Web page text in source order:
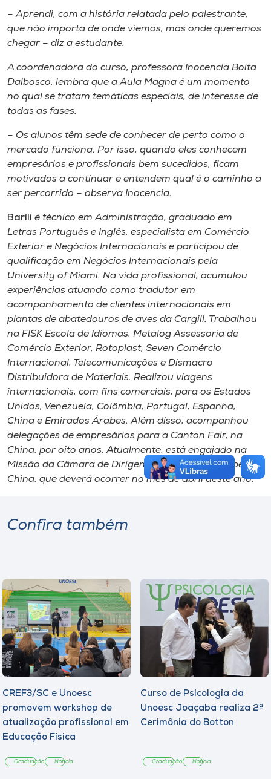
– Aprendi, com a história relatada pelo palestrante,
que não importa de onde viemos, mas onde queremos
chegar – diz a estudante.
A coordenadora do curso, professora Inocencia Boita
Dalbosco, lembra que a Aula Magna é um momento
no qual se tratam temáticas especiais, de interesse de
todas as fases.
– Os alunos têm sede de conhecer de perto como o
mercado funciona. Por isso, quando eles conhecem
empresários e profissionais bem sucedidos, ficam
motivados a continuar e entendem qual é o caminho a
ser percorrido – observa Inocencia.
Barili é técnico em Administração, graduado em
Letras Português e Inglês, especialista em Comércio
Exterior e Negócios Internacionais e participou de
qualificação em Negócios Internacionais pela
University of Miami. Na vida profissional, acumulou
experiências atuando como tradutor em
acompanhamento de clientes internacionais em
plantas de abatedouros de aves da Cargill. Trabalhou
na FISK Escola de Idiomas, Metalog Assessoria de
Comércio Exterior, Rotoplast, Seven Comércio
Internacional, Telecomunicações e Dismacro
Distribuidora de Materiais. Realizou viagens
internacionais, com fins comerciais, para os Estados
Unidos, Venezuela, Colômbia, Portugal, Espanha,
China e Emirados Árabes. Além disso, acompanhou
delegações de empresários para a Canton Fair, na
China, por oito anos. Atualmente, está engajado na
Missão da Câmara de Dirigentes Lojistas de Chapecó à
China, que deverá ocorrer no mês de abril deste ano.
Confira também
CREF3/SC e Unoesc
promovem workshop de
atualização profissional em
Educação Física
Graduação Notícia
Curso de Psicologia da
Unoesc Joaçaba realiza 2ª
Cerimônia do Botton
Graduação Notícia